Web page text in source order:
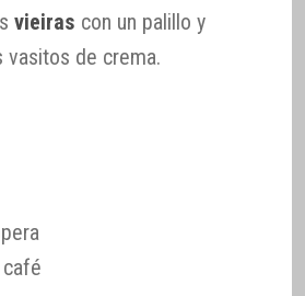
vieiras con un palillo y
vasitos de crema.